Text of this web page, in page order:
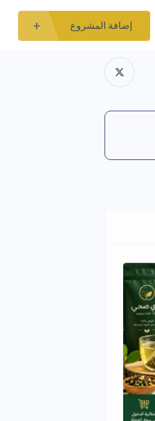
إضافة المشروع